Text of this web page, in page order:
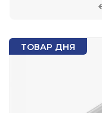
ТОВАР ДНЯ